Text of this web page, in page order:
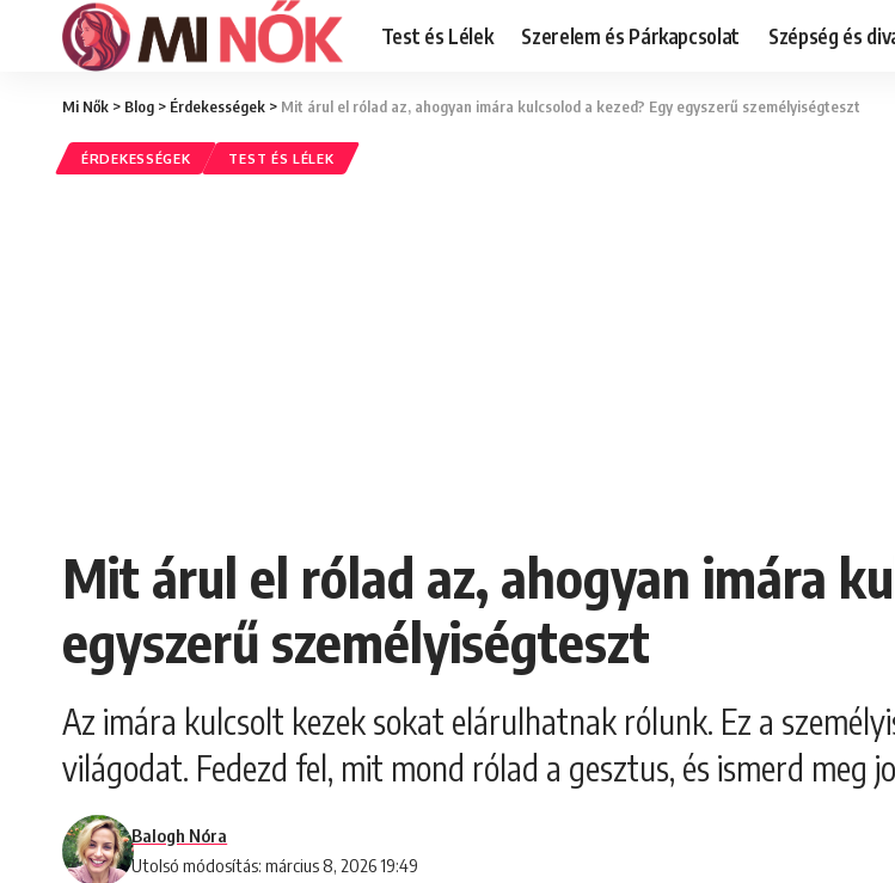
Test és Lélek Szerelem és Párkapcsolat Szépség és
Mi Nők > Blog > Érdekességek > Mit árul el rólad az, ahogyan imára kulcsolod a kezed? Egy egyszerű személyiségteszt
ÉRDEKESSÉGEK TEST ÉS LÉLEK
Mit árul el rólad az, ahogyan imára
egyszerű személyiségteszt
Az imára kulcsolt kezek sokat elárulhatnak rólunk. Ez a
világodat. Fedezd fel, mit mond rólad a gesztus, és ismerd meg
Utolsó módosítás: március 8, 2026 19:49
Balogh Nóra